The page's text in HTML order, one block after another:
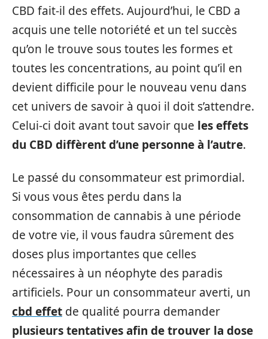
CBD fait-il des effets. Aujourd’hui, le CBD a
acquis une telle notoriété et un tel succès
qu’on le trouve sous toutes les formes et
toutes les concentrations, au point qu’il en
devient difficile pour le nouveau venu dans
cet univers de savoir à quoi il doit s’attendre.
Celui-ci doit avant tout savoir que les effets
du CBD diffèrent d’une personne à l’autre.
Le passé du consommateur est primordial.
Si vous vous êtes perdu dans la
consommation de cannabis à une période
de votre vie, il vous faudra sûrement des
doses plus importantes que celles
nécessaires à un néophyte des paradis
artificiels. Pour un consommateur averti, un
cbd effet de qualité pourra demander
plusieurs tentatives afin de trouver la dose